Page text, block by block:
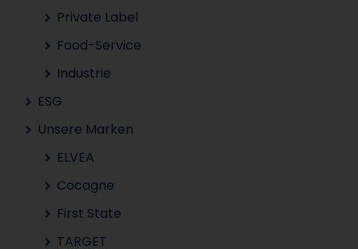
Private Label
Food-Service
Industrie
ESG
Unsere Marken
ELVEA
Cocagne
First State
TARGET